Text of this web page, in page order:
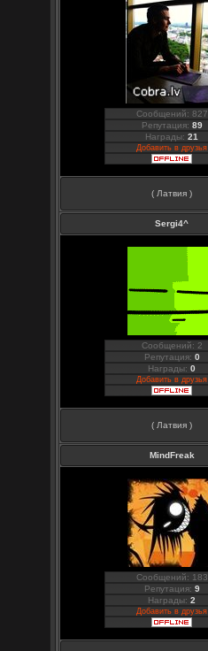
Сообщений: 827
Репутация: 89
Награды:21
Добавить в друзья
( Латвия )
Sergi4^
Сообщений: 2
Репутация: 0
Награды:0
Добавить в друзья
( Латвия )
MindFreak
Сообщений: 183
Репутация: 9
Награды:2
Добавить в друзья